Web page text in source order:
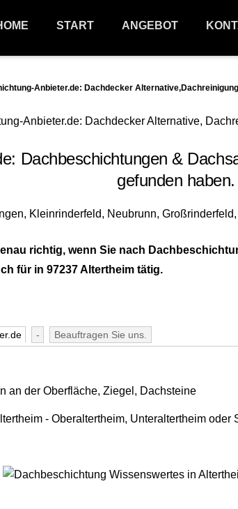
START ANGEBOT
Anbieter.de: Dachdecker Alternative,Dachreinigung
Dachbeschichtungen &
gefunden haben.
richtig, wenn Sie nach
für in 97237 Altertheim tätig.
- Beauftragen Sie uns.